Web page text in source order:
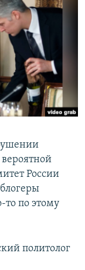
России
то по этому
политолог